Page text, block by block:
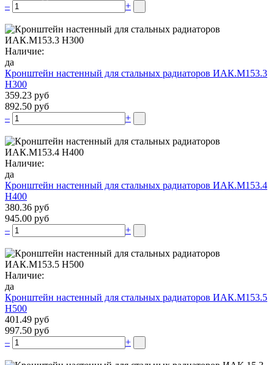
–
+
Наличие:
да
Кронштейн настенный для стальных радиаторов ИАК.М153.3
Н300
359.23 руб
892.50 руб
–
+
Наличие:
да
Кронштейн настенный для стальных радиаторов ИАК.М153.4
Н400
380.36 руб
945.00 руб
–
+
Наличие:
да
Кронштейн настенный для стальных радиаторов ИАК.М153.5
Н500
401.49 руб
997.50 руб
–
+